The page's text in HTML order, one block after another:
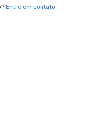
Entre em contato